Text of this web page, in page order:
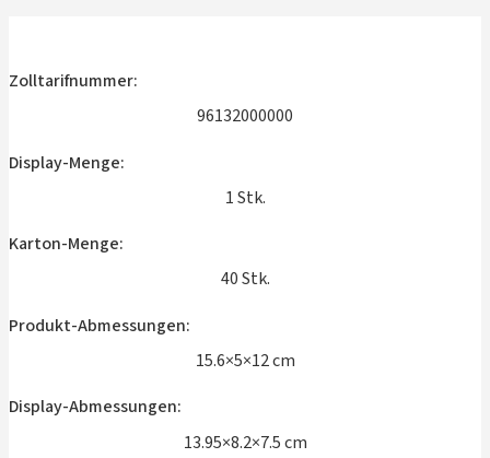
Zolltarifnummer:
96132000000
Display-Menge:
1 Stk.
Karton-Menge:
40 Stk.
Produkt-Abmessungen:
15.6×5×12 cm
Display-Abmessungen:
13.95×8.2×7.5 cm